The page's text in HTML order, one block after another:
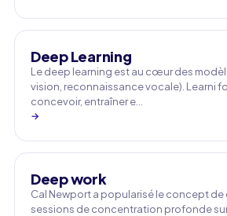
Deep Learning
Le deep learning est au cœur des
vision, reconnaissance vocale). Learni
concevoir, entraîner e…
→
Deep work
Cal Newport a popularisé le concept de
sessions de concentration profonde